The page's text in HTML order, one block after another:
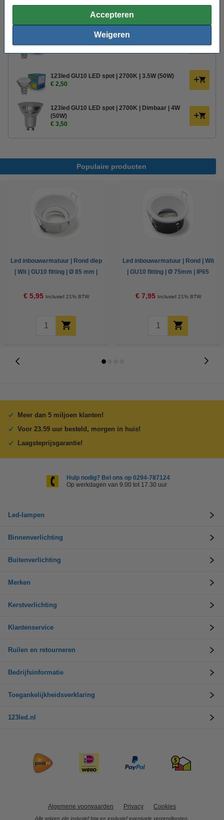
Accepteren
Weigeren
123led GU10 LED spot | 2700K | 2.4W (35W)
€ 1,95
123led GU10 LED spot | 2700K | 3.5W (50W)
€ 2,50
123led GU10 LED spot | 2700K | Dimbaar | 4W
(50W)
€ 3,50
Populaire producten
Led inbouwarmatuur | Rond diep
| Wit | GU10 fitting | Ø 85 mm |
€ 5,95 Inclusief 21% BTW
Led inbouwarmatuur | Rond | Wit
| GU10 fitting | Ø 75mm | IP65
€ 7,95 Inclusief 21% BTW
Meer dan 5 miljoen klanten!
Voor 23.59 uur besteld, morgen in huis!
Laagsteprijsgarantie!
Hulp nodig? Bel ons op 0294-787124
Op werkdagen van 9.00 tot 17.30 uur
Led-lampen
Binnenverlichting
Buitenverlichting
Merken
Kerstverlichting
Klantenservice
Ruilen en retourneren
Bedrijfsinformatie
Toegankelijkheidsverklaring
123led.nl
Algemene voorwaarden Privacy Cookies
Alle prijzen zijn inclusief btw en exclusief eventuele verzendkosten.